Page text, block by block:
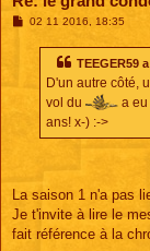
M02 11 2016, 18:35
TEEGER59
D'un autre côté,
vol du
a
ans! x-) :->
La saison 1 n'a pas
Je t'invite à lire le
fait référence à la